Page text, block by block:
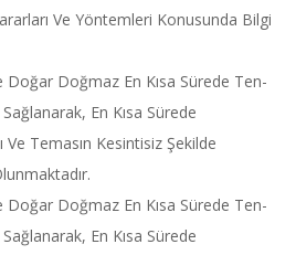
Ve Yöntemleri Konusunda Bilgi
Doğmaz En Kısa Sürede Ten-
En Kısa Sürede
Temasın Kesintisiz Şekilde
Doğmaz En Kısa Sürede Ten-
En Kısa Sürede